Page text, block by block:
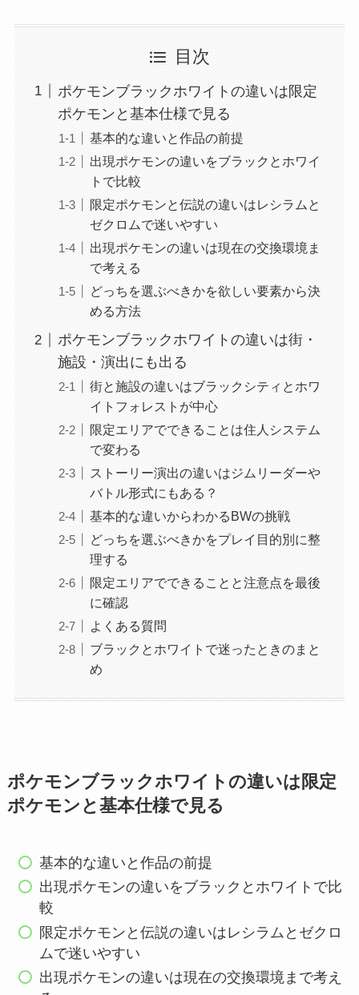
目次
ポケモンブラックホワイトの違いは限定
ポケモンと基本仕様で見る
基本的な違いと作品の前提
出現ポケモンの違いをブラックとホワイ
トで比較
限定ポケモンと伝説の違いはレシラムと
ゼクロムで迷いやすい
出現ポケモンの違いは現在の交換環境ま
で考える
どっちを選ぶべきかを欲しい要素から決
める方法
ポケモンブラックホワイトの違いは街・
施設・演出にも出る
街と施設の違いはブラックシティとホワ
イトフォレストが中心
限定エリアでできることは住人システム
で変わる
ストーリー演出の違いはジムリーダーや
バトル形式にもある？
基本的な違いからわかるBWの挑戦
どっちを選ぶべきかをプレイ目的別に整
理する
限定エリアでできることと注意点を最後
に確認
よくある質問
ブラックとホワイトで迷ったときのまと
め
ポケモンブラックホワイトの違いは限定
ポケモンと基本仕様で見る
基本的な違いと作品の前提
出現ポケモンの違いをブラックとホワイトで比
較
限定ポケモンと伝説の違いはレシラムとゼクロ
ムで迷いやすい
出現ポケモンの違いは現在の交換環境まで考え